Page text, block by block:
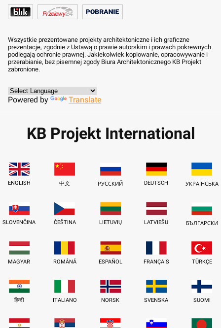
Wszystkie prezentowane projekty architektoniczne i ich graficzne
prezentacje, zgodnie z Ustawą o prawie autorskim i prawach pokrewnych
podlegają ochronie prawnej. Jakiekolwiek kopiowanie, opracowywanie i
przerabianie, bez pisemnej zgody Biura Architektonicznego KB Projekt
zabronione.
Powered by Translate
KB Projekt International
ENGLISH 中文 РУССКИЙ DEUTSCH УКРАЇНСЬКА
SLOVENČINA ČEŠTINA LIETUVIŲ LATVIEŠU БЪЛГАРСКИ
MAGYAR ROMÂNĂ ESPAÑOL FRANÇAIS TÜRKÇE
हिन्दी ITALIANO NORSK SVENSKA SUOMI